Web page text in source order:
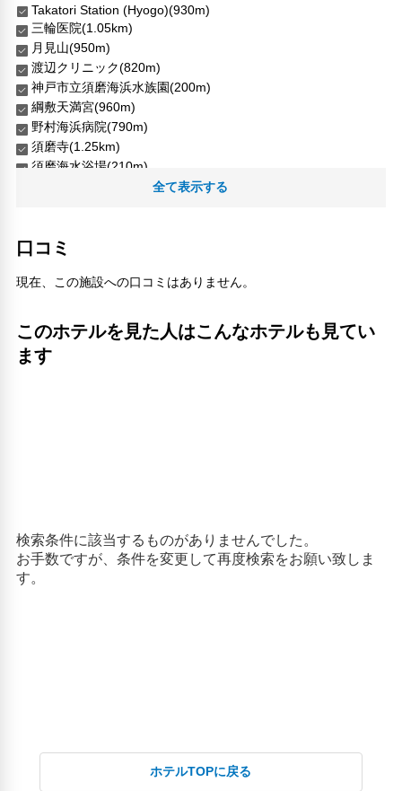
Takatori Station (Hyogo)(930m)
三輪医院(1.05km)
月見山(950m)
渡辺クリニック(820m)
神戸市立須磨海浜水族園(200m)
綱敷天満宮(960m)
野村海浜病院(790m)
須磨寺(1.25km)
須磨海水浴場(210m)
人気スポット
メリケンパーク(6.81km)
中華街（南京町）(7.21km)
生田神社(7.9km)
神戸ポートタワー(6.71km)
全て表示する
口コミ
現在、この施設への口コミはありません。
このホテルを見た人はこんなホテルも見てい
ます
ホテルTOPに戻る